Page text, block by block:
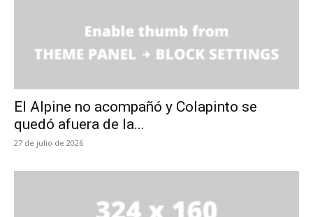
El Alpine no acompañó y Colapinto se
quedó afuera de la...
27 de julio de 2026